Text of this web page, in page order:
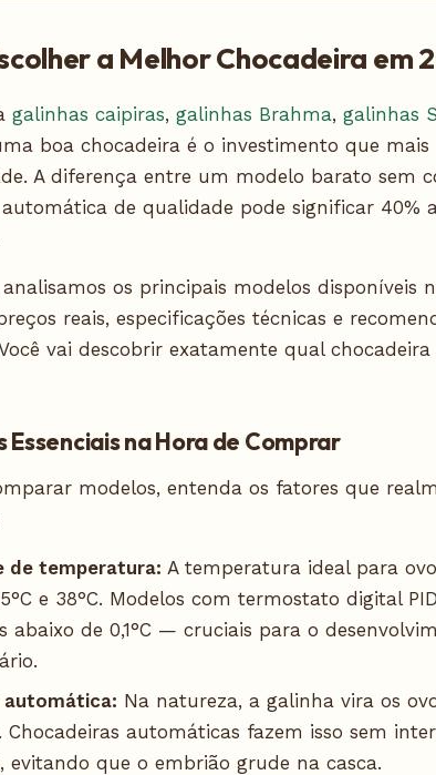
a Melhor Chocadeira em
galinhas caipiras, galinhas Brahma, galinhas
boa chocadeira é o investimento que
A diferença entre um modelo barato sem
de qualidade pode significar 40%
os principais modelos disponíveis
reais, especificações técnicas e
vai descobrir exatamente qual
Essenciais na Hora de Comprar
modelos, entenda os fatores que
de temperatura: A temperatura ideal para
e 38°C. Modelos com termostato digital
abaixo de 0,1°C — cruciais para o
automática: Na natureza, a galinha vira os
Chocadeiras automáticas fazem isso sem
evitando que o embrião grude na casca.